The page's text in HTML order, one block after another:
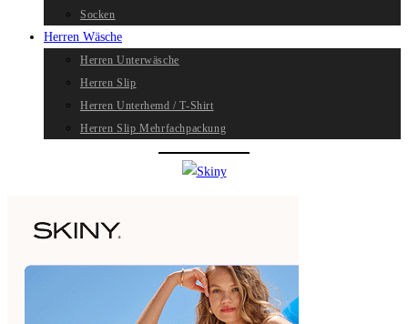
Socken
Herren Wäsche
Herren Unterwäsche
Herren Slip
Herren Unterhemd / T-Shirt
Herren Slip Mehrfachpackung